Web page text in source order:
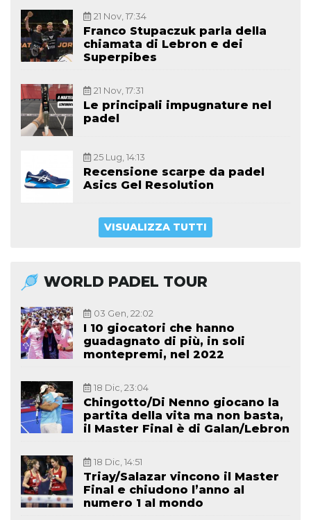
21 Nov, 17:34
Franco Stupaczuk parla della
chiamata di Lebron e dei
Superpibes
21 Nov, 17:31
Le principali impugnature nel
padel
25 Lug, 14:13
Recensione scarpe da padel
Asics Gel Resolution
VISUALIZZA TUTTI
WORLD PADEL TOUR
03 Gen, 22:02
I 10 giocatori che hanno
guadagnato di più, in soli
montepremi, nel 2022
18 Dic, 23:04
Chingotto/Di Nenno giocano la
partita della vita ma non basta,
il Master Final è di Galan/Lebron
18 Dic, 14:51
Triay/Salazar vincono il Master
Final e chiudono l’anno al
numero 1 al mondo